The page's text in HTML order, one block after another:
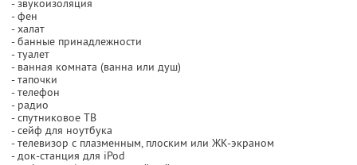
- звукоизоляция
- фен
- халат
- банные принадлежности
- туалет
- ванная комната (ванна или душ)
- тапочки
- телефон
- радио
- спутниковое ТВ
- сейф для ноутбука
- телевизор с плазменным, плоским или ЖК-экраном
- док-станция для iPod